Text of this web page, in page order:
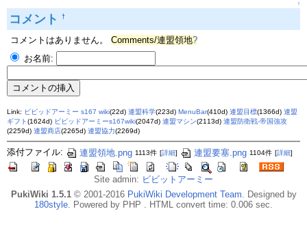
↑
コメント †
コメントはありません。 Comments/連盟領地?
お名前:
Link: ビビッドアーミー s167 wiki(22d) 連盟科学(223d) MenuBar(410d) 連盟目標(1366d) 連盟
ギフト(1624d) ビビッドアーミーs167wiki(2047d) 連盟マシン(2113d) 連盟防衛戦-帝国強攻
(2259d) 連盟商店(2265d) 連盟協力(2269d)
添付ファイル: 連盟領地.png 1113件 [詳細] 連盟要塞.png 1104件 [詳細]
Site admin: ビビットアーミー
PukiWiki 1.5.1© 2001-2016 PukiWiki Development Team. Designed by
180style. Powered by PHP . HTML convert time: 0.006 sec.